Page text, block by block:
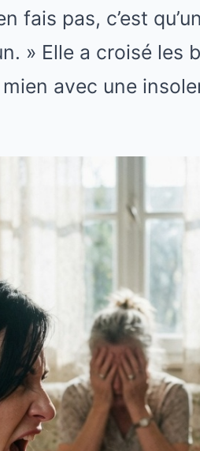
fais pas, c’est
» Elle a croisé les
avec une